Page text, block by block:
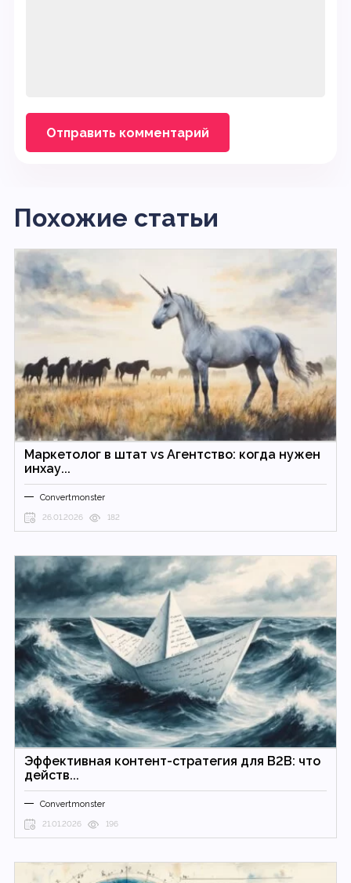
Похожие статьи
Маркетолог в штат vs Агентство: когда нужен
инхау...
Convertmonster
26.01.2026 182
Эффективная контент-стратегия для B2B: что
действ...
Convertmonster
21.01.2026 196